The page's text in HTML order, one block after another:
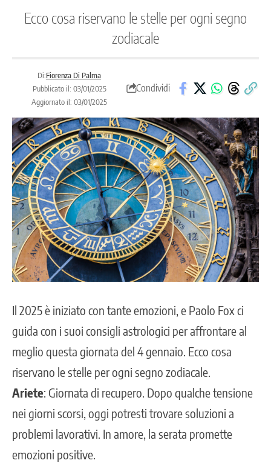
Ecco cosa riservano le stelle per ogni segno
zodiacale
Di:Fiorenza Di Palma
Pubblicato il: 03/01/2025
Aggiornato il: 03/01/2025
Condividi
Il 2025 è iniziato con tante emozioni, e Paolo Fox ci
guida con i suoi consigli astrologici per affrontare al
meglio questa giornata del 4 gennaio. Ecco cosa
riservano le stelle per ogni segno zodiacale.
Ariete: Giornata di recupero. Dopo qualche tensione
nei giorni scorsi, oggi potresti trovare soluzioni a
problemi lavorativi. In amore, la serata promette
emozioni positive.